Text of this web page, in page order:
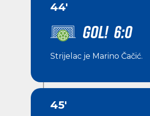
44'
GOL! 6:0
Strijelac je Marino Čačić.
45'